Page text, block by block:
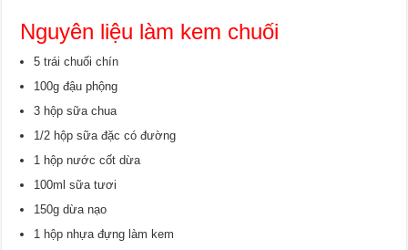
Nguyên liệu làm kem chuối
5 trái chuối chín
100g đậu phộng
3 hộp sữa chua
1/2 hộp sữa đặc có đường
1 hộp nước cốt dừa
100ml sữa tươi
150g dừa nạo
1 hộp nhựa đựng làm kem